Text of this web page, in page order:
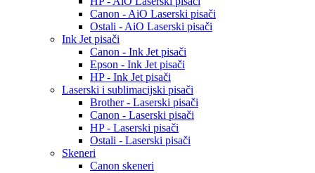
Canon - AiO Laserski pisači
Ostali - AiO Laserski pisači
Ink Jet pisači
Canon - Ink Jet pisači
Epson - Ink Jet pisači
HP - Ink Jet pisači
Laserski i sublimacijski pisači
Brother - Laserski pisači
Canon - Laserski pisači
HP - Laserski pisači
Ostali - Laserski pisači
Skeneri
Canon skeneri